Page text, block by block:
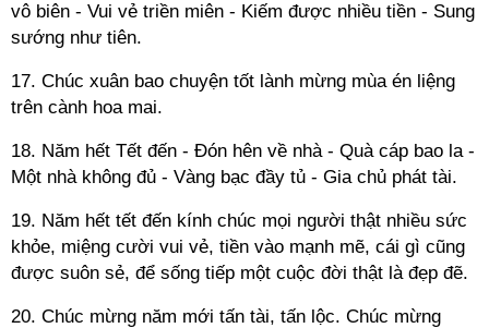
vô biên - Vui vẻ triền miên - Kiếm được nhiều tiền - Sung
sướng như tiên.
17. Chúc xuân bao chuyện tốt lành mừng mùa én liệng
trên cành hoa mai.
18. Năm hết Tết đến - Đón hên về nhà - Quà cáp bao la -
Một nhà không đủ - Vàng bạc đầy tủ - Gia chủ phát tài.
19. Năm hết tết đến kính chúc mọi người thật nhiều sức
khỏe, miệng cười vui vẻ, tiền vào mạnh mẽ, cái gì cũng
được suôn sẻ, để sống tiếp một cuộc đời thật là đẹp đẽ.
20. Chúc mừng năm mới tấn tài, tấn lộc. Chúc mừng